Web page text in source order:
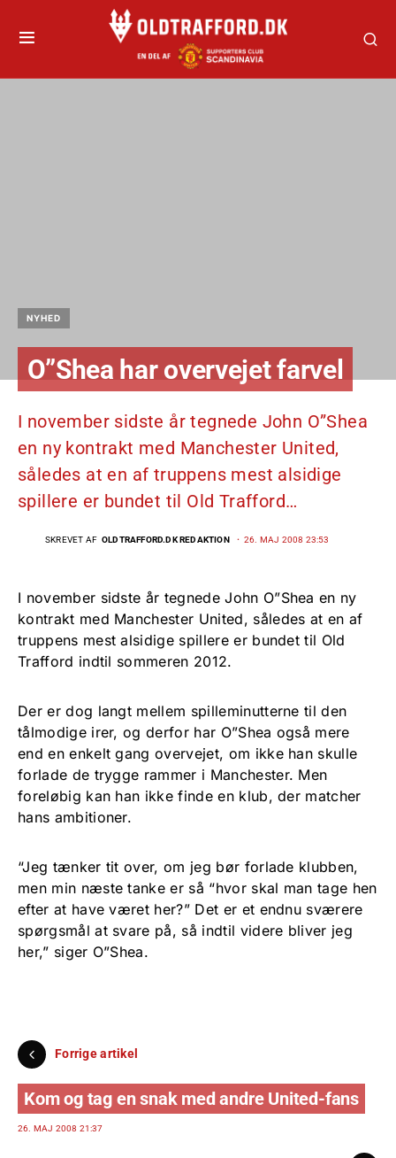
NYHED
O”Shea har overvejet farvel
I november sidste år tegnede John O”Shea
en ny kontrakt med Manchester United,
således at en af truppens mest alsidige
spillere er bundet til Old Trafford…
SKREVET AF OLDTRAFFORD.DK REDAKTION 26. MAJ 2008 23:53
I november sidste år tegnede John O”Shea en ny
kontrakt med Manchester United, således at en af
truppens mest alsidige spillere er bundet til Old
Trafford indtil sommeren 2012.
Der er dog langt mellem spilleminutterne til den
tålmodige irer, og derfor har O”Shea også mere
end en enkelt gang overvejet, om ikke han skulle
forlade de trygge rammer i Manchester. Men
foreløbig kan han ikke finde en klub, der matcher
hans ambitioner.
“Jeg tænker tit over, om jeg bør forlade klubben,
men min næste tanke er så “hvor skal man tage hen
efter at have været her?” Det er et endnu sværere
spørgsmål at svare på, så indtil videre bliver jeg
her,” siger O”Shea.
Forrige artikel
Kom og tag en snak med andre United-fans
26. MAJ 2008 21:37